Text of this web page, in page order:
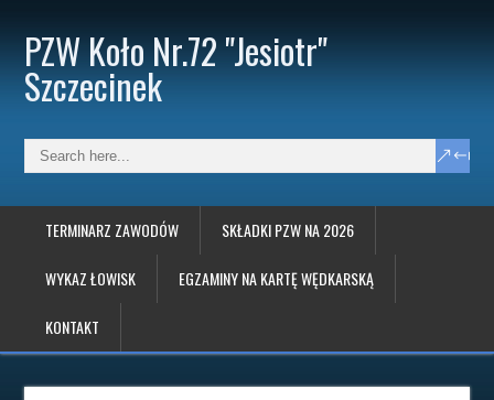
PZW Koło Nr.72 "Jesiotr"
Szczecinek
TERMINARZ ZAWODÓW SKŁADKI PZW NA 2026
WYKAZ ŁOWISK EGZAMINY NA KARTĘ WĘDKARSKĄ
KONTAKT